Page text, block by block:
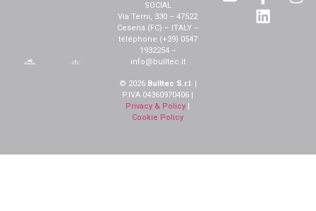
SOCIAL
Via Terni, 330 – 47522
Cesena (FC) – ITALY –
téléphone (+39) 0547
1932254 –
info@bulltec.it
© 2026 Bulltec S.r.l. |
P.IVA 04360970406 |
Privacy & Policy |
Cookie Policy